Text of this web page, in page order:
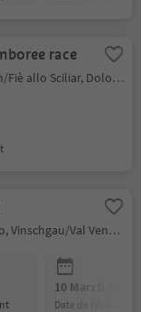
race
Völs am Schlern/Fiè allo Sciliar, Dolomites Region Seiser Alm
Martell/Martello, Vinschgau/Val Venosta
10 March 2027
date de